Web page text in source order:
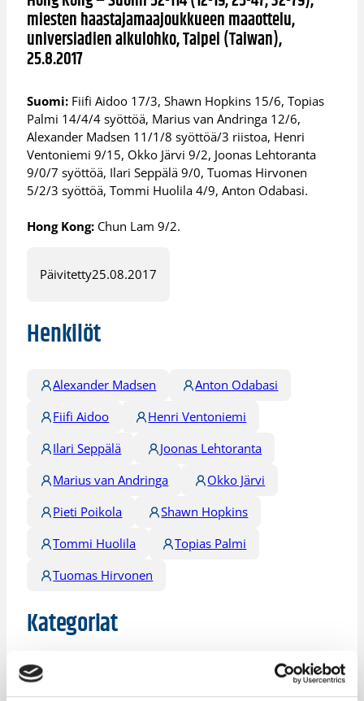
miesten haastajamaajoukkueen maaottelu,
universiadien alkulohko, Taipei (Taiwan),
25.8.2017
Suomi: Fiifi Aidoo 17/3, Shawn Hopkins 15/6, Topias
Palmi 14/4/4 syöttöä, Marius van Andringa 12/6,
Alexander Madsen 11/1/8 syöttöä/3 riistoa, Henri
Ventoniemi 9/15, Okko Järvi 9/2, Joonas Lehtoranta
9/0/7 syöttöä, Ilari Seppälä 9/0, Tuomas Hirvonen
5/2/3 syöttöä, Tommi Huolila 4/9, Anton Odabasi.
Hong Kong: Chun Lam 9/2.
Päivitetty25.08.2017
Henkilöt
Alexander Madsen
Anton Odabasi
Fiifi Aidoo
Henri Ventoniemi
Ilari Seppälä
Joonas Lehtoranta
Marius van Andringa
Okko Järvi
Pieti Poikola
Shawn Hopkins
Tommi Huolila
Topias Palmi
Tuomas Hirvonen
Kategoriat
Universiadit